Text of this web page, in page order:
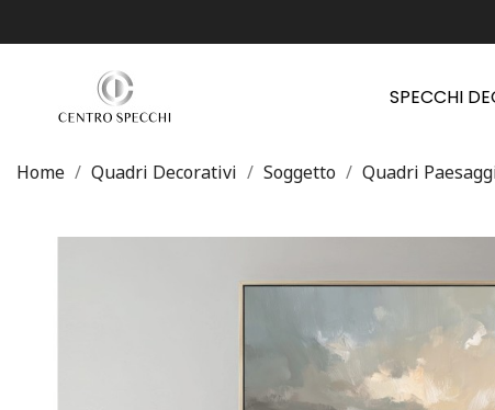
SPECCHI
Home Quadri Decorativi Soggetto Quadri